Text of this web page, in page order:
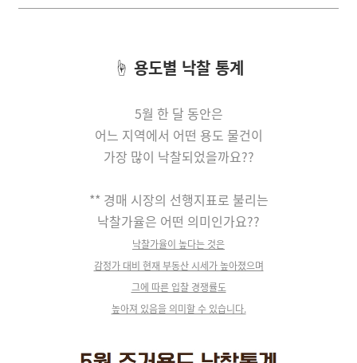
☝ 용도별 낙찰 통계
5월 한 달 동안은
어느 지역에서 어떤 용도 물건이
가장 많이 낙찰되었을까요??
** 경매 시장의 선행지표로 불리는
낙찰가율은 어떤 의미인가요??
낙찰가율이 높다는 것은
감정가 대비 현재 부동산 시세가 높아졌으며
그에 따른 입찰 경쟁률도
높아져 있음을 의미할 수 있습니다.